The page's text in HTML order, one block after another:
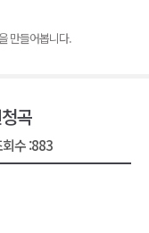
만들어봅니다.
곡
수 :883